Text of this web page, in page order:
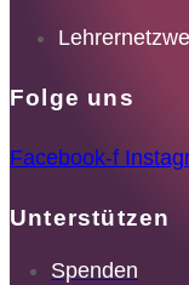
Folge uns
Facebook-f
Unterstützen
Spenden